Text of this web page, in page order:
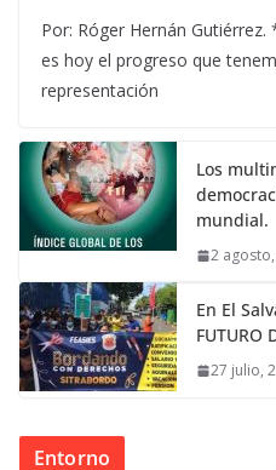
Por: Róger Hernán
es hoy el progreso que
representación
Los
mundial.
2
En El
FUTURO
27 julio,
Entorno